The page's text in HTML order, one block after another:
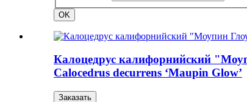
OK
Калоцедрус калифорнийский
Calocedrus decurrens ‘Maupin Glow’
Заказать